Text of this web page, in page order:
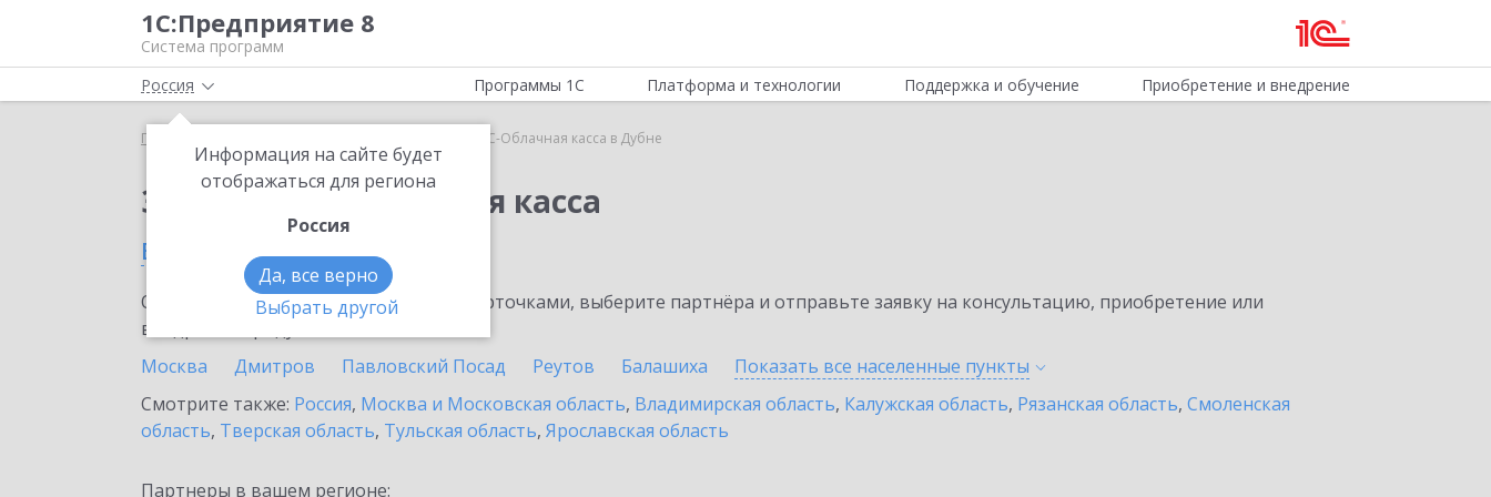
1С:Предприятие 8
Система программ
Россия
Информация на сайте будет
отображаться для региона
Россия
Да, все верно
Выбрать другой
Программы 1С Платформа и технологии Поддержка и обучение Приобретение и внедрение
Главная 1С-Облачная касса в Дубне
Заказать 1С-Облачная касса
в Дубне
Ознакомьтесь с информационными карточками, выберите партнёра и отправьте заявку на консультацию, приобретение или
внедрение продукта.
Москва
Дмитров Павловский Посад Реутов Балашиха Показать все населенные пункты
Смотрите также: Россия, Москва и Московская область, Владимирская область, Калужская область, Рязанская область, Смоленская
область, Тверская область, Тульская область, Ярославская область
Партнеры в вашем регионе: